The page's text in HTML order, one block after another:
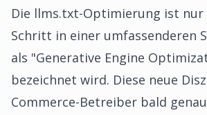
Die llms.txt-Optimierung ist nur
Schritt in einer umfassenderen
als "Generative Engine
bezeichnet wird. Diese neue
Commerce-Betreiber bald